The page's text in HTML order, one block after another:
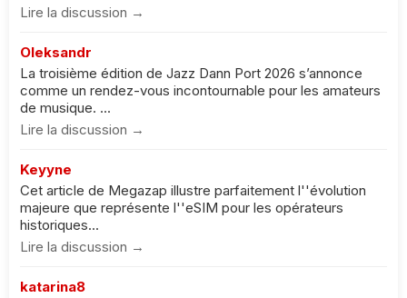
Lire la discussion →
Oleksandr
La troisième édition de Jazz Dann Port 2026 s’annonce
comme un rendez-vous incontournable pour les amateurs
de musique. ...
Lire la discussion →
Keyyne
Cet article de Megazap illustre parfaitement l''évolution
majeure que représente l''eSIM pour les opérateurs
historiques...
Lire la discussion →
katarina8